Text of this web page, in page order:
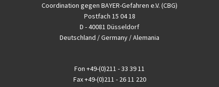
Coordination gegen BAYER-Gefahren e.V. (CBG)
Postfach 15 04 18
D - 40081 Düsseldorf
Deutschland / Germany / Alemania
Fon +49-(0)211 - 33 39 11
Fax+49-(0)211 - 26 11 220